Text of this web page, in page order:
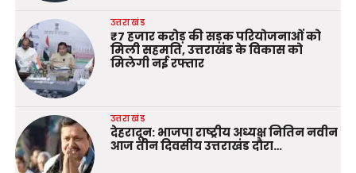
उत्तराखंड
₹7 हजार करोड़ की सड़क परियोजनाओं को
मिली सहमति, उत्तराखंड के विकास को
मिलेगी नई रफ्तार
उत्तराखंड
देहरादून: भाजपा राष्ट्रीय अध्यक्ष नितिन नवीन
आज तीन दिवसीय उत्तराखंड दौरा…